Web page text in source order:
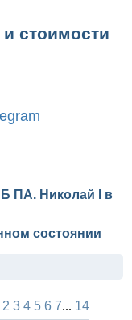
стоимости
ПА. Николай I в
состоянии
2 3 4 5 6 7... 14